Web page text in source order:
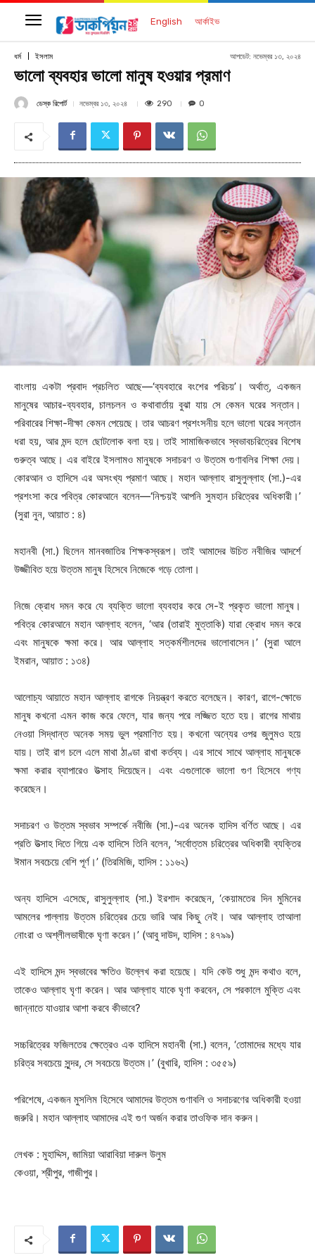
English আর্কাইভ
ধর্ম ইসলাম আপডেট: নভেম্বর ১৩, ২০২৪
ভালো ব্যবহার ভালো মানুষ হওয়ার প্রমাণ
ডেস্ক রিপোর্ট নভেম্বর ১৩, ২০২৪ 290 0
বাংলায় একটা প্রবাদ প্রচলিত আছে—‘ব্যবহারে বংশের পরিচয়’। অর্থাত্, একজন
মানুষের আচার-ব্যবহার, চালচলন ও কথাবার্তায় বুঝা যায় সে কেমন ঘরের সন্তান।
পরিবারের শিক্ষা-দীক্ষা কেমন পেয়েছে। তার আচরণ প্রশংসনীয় হলে ভালো ঘরের সন্তান
ধরা হয়, আর মন্দ হলে ছোটলোক বলা হয়। তাই সামাজিকভাবে স্বভাবচরিত্রের বিশেষ
গুরুত্ব আছে। এর বাইরে ইসলামও মানুষকে সদাচরণ ও উত্তম গুণাবলির শিক্ষা দেয়।
কোরআন ও হাদিসে এর অসংখ্য প্রমাণ আছে। মহান আল্লাহ রাসুলুল্লাহ (সা.)-এর
প্রশংসা করে পবিত্র কোরআনে বলেন—‘নিশ্চয়ই আপনি সুমহান চরিত্রের অধিকারী।’
(সুরা নুন, আয়াত : ৪)
মহানবী (সা.) ছিলেন মানবজাতির শিক্ষকস্বরূপ। তাই আমাদের উচিত নবীজির আদর্শে
উজ্জীবিত হয়ে উত্তম মানুষ হিসেবে নিজেকে গড়ে তোলা।
নিজে ক্রোধ দমন করে যে ব্যক্তি ভালো ব্যবহার করে সে-ই প্রকৃত ভালো মানুষ।
পবিত্র কোরআনে মহান আল্লাহ বলেন, ‘আর (তারাই মুত্তাকি) যারা ক্রোধ দমন করে
এবং মানুষকে ক্ষমা করে। আর আল্লাহ সত্কর্মশীলদের ভালোবাসেন।’ (সুরা আলে
ইমরান, আয়াত : ১৩৪)
আলোচ্য আয়াতে মহান আল্লাহ রাগকে নিয়ন্ত্রণ করতে বলেছেন। কারণ, রাগে-ক্ষোভে
মানুষ কখনো এমন কাজ করে ফেলে, যার জন্য পরে লজ্জিত হতে হয়। রাগের মাথায়
নেওয়া সিদ্ধান্ত অনেক সময় ভুল প্রমাণিত হয়। কখনো অন্যের ওপর জুলুমও হয়ে
যায়। তাই রাগ চলে এলে মাথা ঠাণ্ডা রাখা কর্তব্য। এর সাথে সাথে আল্লাহ মানুষকে
ক্ষমা করার ব্যাপারেও উত্সাহ দিয়েছেন। এবং এগুলোকে ভালো গুণ হিসেবে গণ্য
করেছেন।
সদাচরণ ও উত্তম স্বভাব সম্পর্কে নবীজি (সা.)-এর অনেক হাদিস বর্ণিত আছে। এর
প্রতি উত্সাহ দিতে গিয়ে এক হাদিসে তিনি বলেন, ‘সর্বোত্তম চরিত্রের অধিকারী ব্যক্তির
ঈমান সবচেয়ে বেশি পূর্ণ।’ (তিরমিজি, হাদিস : ১১৬২)
অন্য হাদিসে এসেছে, রাসুলুল্লাহ (সা.) ইরশাদ করেছেন, ‘কেয়ামতের দিন মুমিনের
আমলের পাল্লায় উত্তম চরিত্রের চেয়ে ভারি আর কিছু নেই। আর আল্লাহ তাআলা
নোংরা ও অশ্লীলভাষীকে ঘৃণা করেন।’ (আবু দাউদ, হাদিস : ৪৭৯৯)
এই হাদিসে মন্দ স্বভাবের ক্ষতিও উল্লেখ করা হয়েছে। যদি কেউ শুধু মন্দ কথাও বলে,
তাকেও আল্লাহ ঘৃণা করেন। আর আল্লাহ যাকে ঘৃণা করবেন, সে পরকালে মুক্তি এবং
জান্নাতে যাওয়ার আশা করবে কীভাবে?
সচ্চরিত্রের ফজিলতের ক্ষেত্রেও এক হাদিসে মহানবী (সা.) বলেন, ‘তোমাদের মধ্যে যার
চরিত্র সবচেয়ে সুন্দর, সে সবচেয়ে উত্তম।’ (বুখারি, হাদিস : ৩৫৫৯)
পরিশেষে, একজন মুসলিম হিসেবে আমাদের উত্তম গুণাবলি ও সদাচরণের অধিকারী হওয়া
জরুরি। মহান আল্লাহ আমাদের এই গুণ অর্জন করার তাওফিক দান করুন।
লেখক : মুহাদ্দিস, জামিয়া আরাবিয়া দারুল উলুম
কেওয়া, শ্রীপুর, গাজীপুর।